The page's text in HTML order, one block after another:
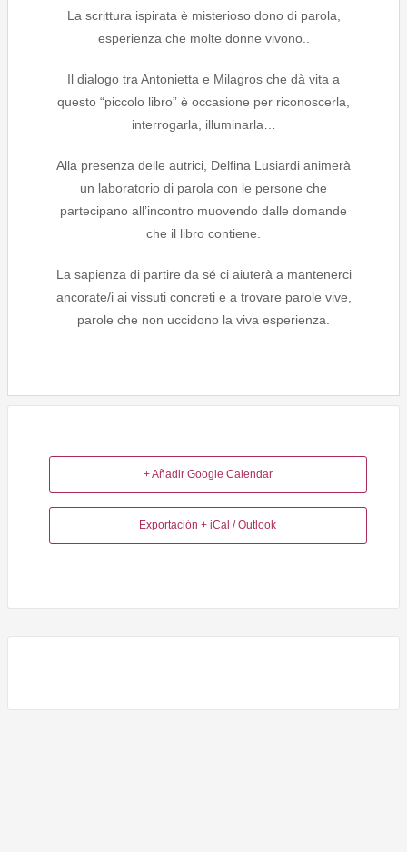
La scrittura ispirata è misterioso dono di parola,
esperienza che molte donne vivono..
Il dialogo tra Antonietta e Milagros che dà vita a
questo “piccolo libro” è occasione per riconoscerla,
interrogarla, illuminarla…
Alla presenza delle autrici, Delfina Lusiardi animerà
un laboratorio di parola con le persone che
partecipano all’incontro muovendo dalle domande
che il libro contiene.
La sapienza di partire da sé ci aiuterà a mantenerci
ancorate/i ai vissuti concreti e a trovare parole vive,
parole che non uccidono la viva esperienza.
+ Añadir Google Calendar
Exportación + iCal / Outlook